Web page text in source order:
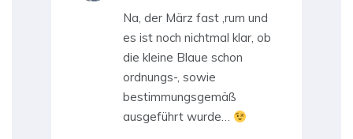
Na, der März fast ‚rum und
es ist noch nichtmal klar, ob
die kleine Blaue schon
ordnungs-, sowie
bestimmungsgemäß
ausgeführt wurde…